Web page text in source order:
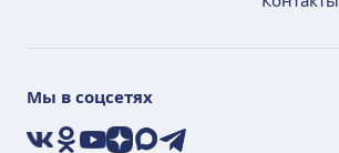
Мы в соцсетях
VKOkYouTube
ДзенMaxTelegram